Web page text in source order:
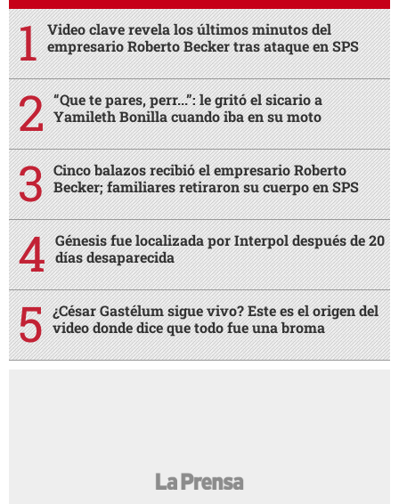
Video clave revela los últimos minutos del
empresario Roberto Becker tras ataque en SPS
“Que te pares, perr...”: le gritó el sicario a
Yamileth Bonilla cuando iba en su moto
Cinco balazos recibió el empresario Roberto
Becker; familiares retiraron su cuerpo en SPS
Génesis fue localizada por Interpol después de 20
días desaparecida
¿César Gastélum sigue vivo? Este es el origen del
video donde dice que todo fue una broma